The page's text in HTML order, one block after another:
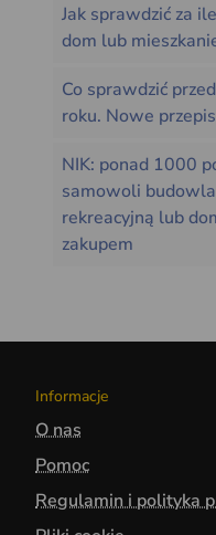
Jak sprawdzić za
dom lub
Co sprawdzić
roku. Nowe
NIK: ponad 1000
samowoli
rekreacyjną lub
zakupem
Informacje
O nas
Pomoc
Regulamin i polityka